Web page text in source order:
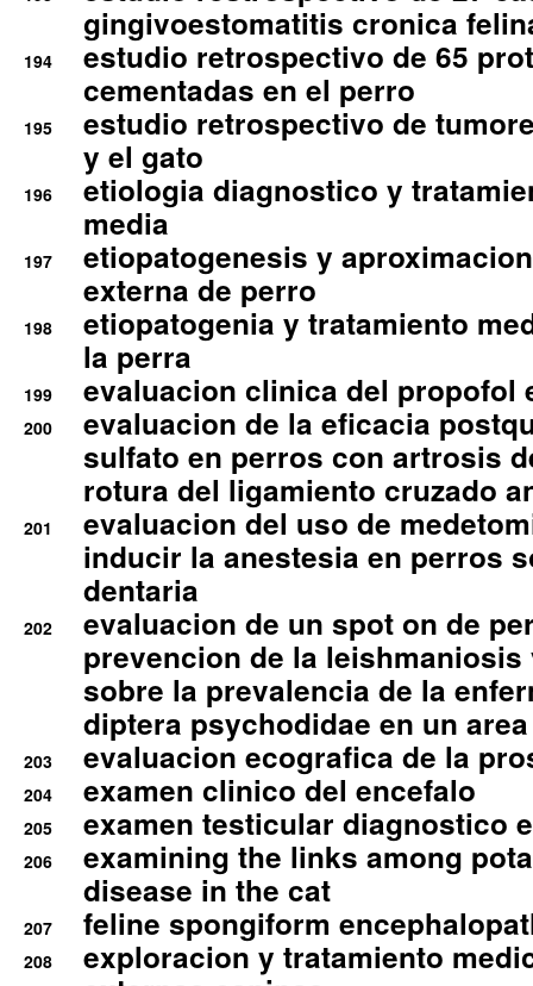
gingivoestomatitis cronica
194
estudio retrospectivo de 65
cementadas en el perro
195
estudio retrospectivo de
y el gato
196
etiologia diagnostico y
media
197
etiopatogenesis y
externa de perro
198
etiopatogenia y tratamiento
la perra
199 evaluacion clinica del propofol
200
evaluacion de la eficacia
sulfato en perros con artrosis
rotura del ligamiento cruzado
201
evaluacion del uso de
inducir la anestesia en perros
dentaria
202
evaluacion de un spot on de
prevencion de la
sobre la prevalencia de la
diptera psychodidae en un
203 evaluacion ecografica de la
204 examen clinico del encefalo
205 examen testicular diagnostico
206
examining the links among
disease in the cat
207 feline spongiform
208
exploracion y tratamiento